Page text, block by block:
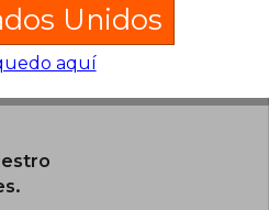
sobre el libro
Unidos
aquí